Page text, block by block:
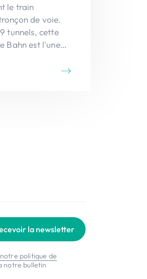
le train
de voie.
tunnels, cette
Bahn est l'une
rue le long du col
la newsletter
notre politique de
notre bulletin